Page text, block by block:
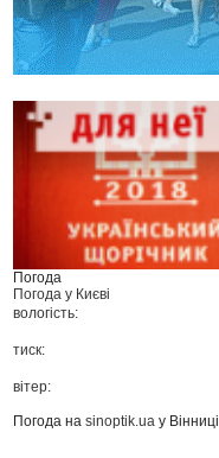
Погода
Погода у Києві
вологість:
тиск:
вітер:
Погода наsinoptik.ua у Вінниці